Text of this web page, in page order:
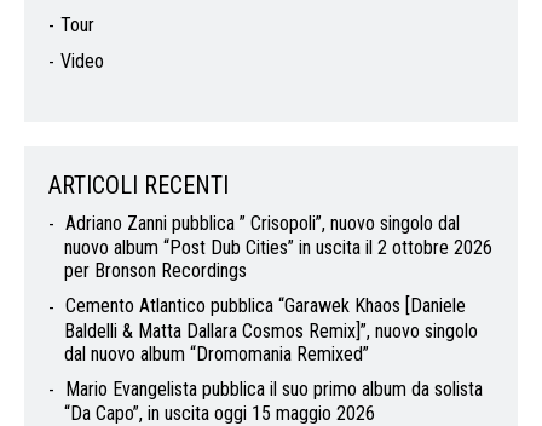
Tour
Video
ARTICOLI RECENTI
Adriano Zanni pubblica ” Crisopoli”, nuovo singolo dal
nuovo album “Post Dub Cities” in uscita il 2 ottobre 2026
per Bronson Recordings
Cemento Atlantico pubblica “Garawek Khaos [Daniele
Baldelli & Matta Dallara Cosmos Remix]”, nuovo singolo
dal nuovo album “Dromomania Remixed”
Mario Evangelista pubblica il suo primo album da solista
“Da Capo”, in uscita oggi 15 maggio 2026